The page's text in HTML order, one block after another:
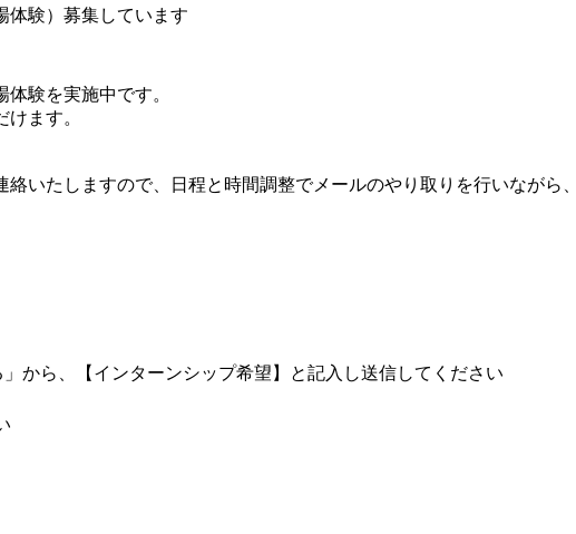
体験）募集しています
験を実施中です。
ます。
いたしますので、日程と時間調整でメールのやり取りを行いながら
から、【インターンシップ希望】と記入し送信してください